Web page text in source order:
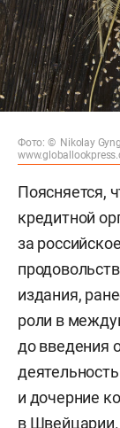
Фото: © Nikolay
Поясняется,
кредитной
за
издания,
роли в
до введения
и дочерние
в Швейцарии.